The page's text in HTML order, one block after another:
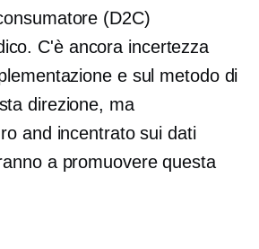
(D2C)
C'è ancora incertezza
e sul metodo di
direzione, ma
and incentrato sui dati
a promuovere questa